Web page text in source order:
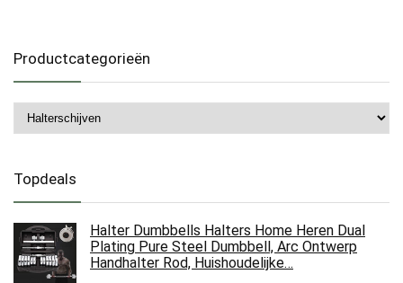
Productcategorieën
Topdeals
Halter Dumbbells Halters Home Heren Dual
Plating Pure Steel Dumbbell, Arc Ontwerp
Handhalter Rod, Huishoudelijke…